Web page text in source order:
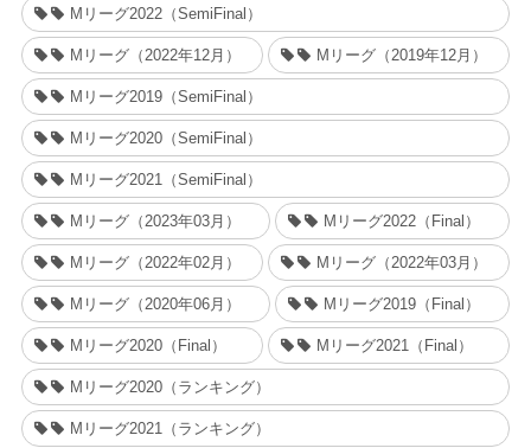
Mリーグ2022（SemiFinal）
Mリーグ（2022年12月） Mリーグ（2019年12月）
Mリーグ2019（SemiFinal）
Mリーグ2020（SemiFinal）
Mリーグ2021（SemiFinal）
Mリーグ（2023年03月） Mリーグ2022（Final）
Mリーグ（2022年02月） Mリーグ（2022年03月）
Mリーグ（2020年06月） Mリーグ2019（Final）
Mリーグ2020（Final） Mリーグ2021（Final）
Mリーグ2020（ランキング）
Mリーグ2021（ランキング）